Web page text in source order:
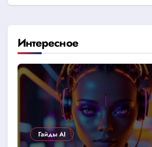
Интересное
Гайды AI